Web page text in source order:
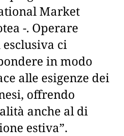
Market
-. Operare
ci
in modo
alle esigenze dei
offrendo
anche al di
estiva”.